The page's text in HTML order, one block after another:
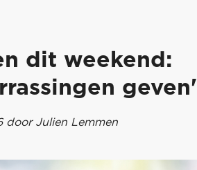
dit weekend:
geven'
door Julien Lemmen